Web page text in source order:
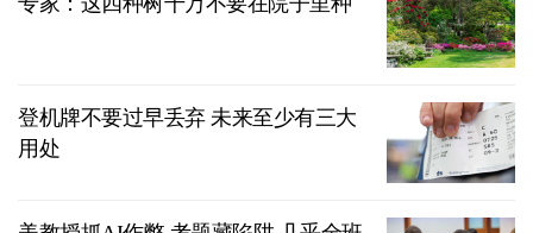
登机牌不要过早丢弃 未来至少有三大
用处